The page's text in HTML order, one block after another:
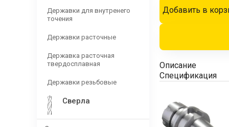
Державки для внутренего
точения
Державки расточные
Державка расточная
твердосплавная
Державки резьбовые
Сверла
Добавить в
Описание
Спецификация